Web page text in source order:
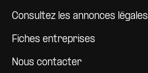
Consultez les annonces légales
Fiches entreprises
Nous contacter